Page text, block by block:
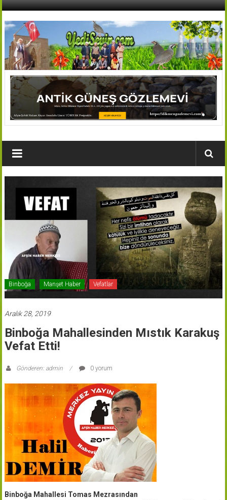
İçeriğe
AFŞİN
YEDİSEVİN
HABER
Köyleri
Haber
Portalı
Binboğa Manşet Haber Vefatlar
Aralık 28, 2019
Binboğa Mahallesinden Mıstık Karakuş
Vefat Etti!
Gönderen: admin 0 yorum
Binboğa Mahallesi Tomas Mezrasından